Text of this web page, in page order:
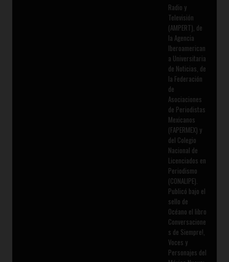
Radio y
Televisión
(AMPERT), de
la Agencia
Iberoamerican
a Universitaria
de Noticias, de
la Federación
de
Asociaciones
de Periodistas
Mexicanos
(FAPERMEX) y
del Colegio
Nacional de
Licenciados en
Periodismo
(CONALIPE).
Publicó bajo el
sello de
Océano el libro
Conversacione
s de Siempre!,
Voces y
Personajes del